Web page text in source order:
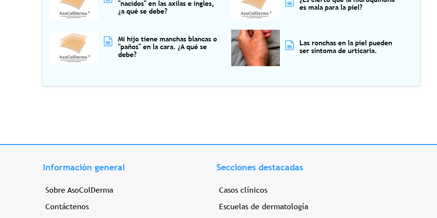
"nacidos" en las axilas e ingles,
¿a qué se debe?
es mala para la piel?
Mi hijo tiene manchas blancas o
"paños" en la cara. ¿A qué se
debe?
Las ronchas en la piel pueden
ser síntoma de urticaria.
Información general
Sobre AsoColDerma
Contáctenos
Secciones destacadas
Casos clínicos
Escuelas de dermatología